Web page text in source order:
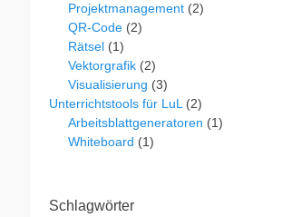
Projektmanagement (2)
QR-Code (2)
Rätsel (1)
Vektorgrafik (2)
Visualisierung (3)
Unterrichtstools für LuL (2)
Arbeitsblattgeneratoren (1)
Whiteboard (1)
Schlagwörter